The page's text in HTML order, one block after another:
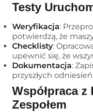
Testy
Weryfikacja:
potwierdzą, że
Checklisty:
upewnić się, że
Dokumentacja:
przyszłych
Współpraca
Zespołem